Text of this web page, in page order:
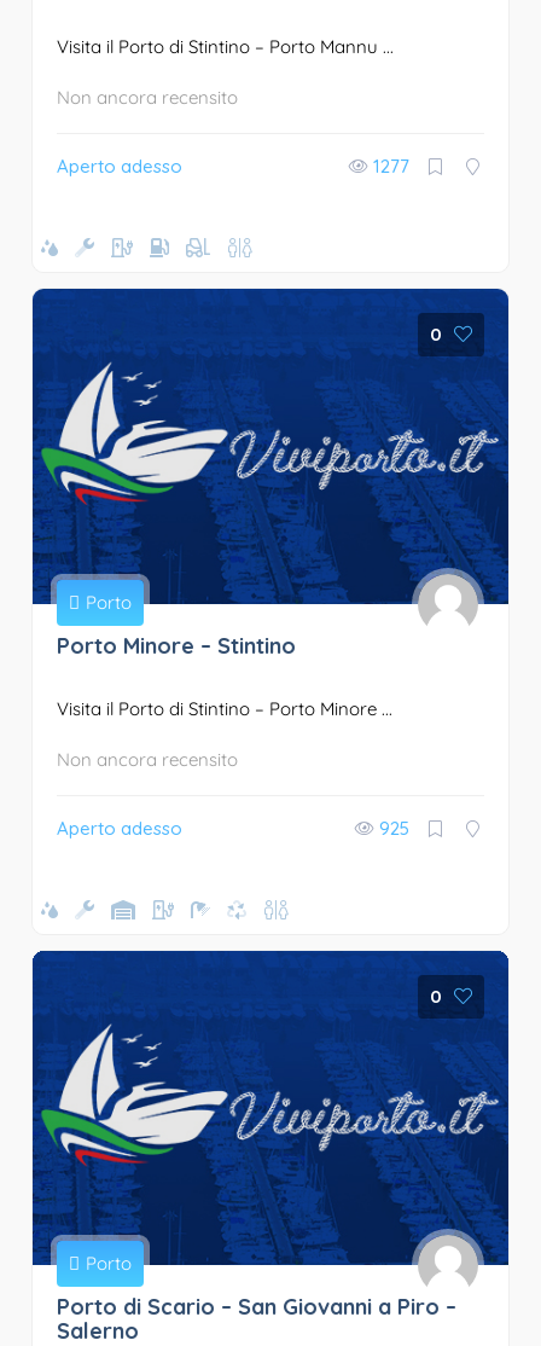
Visita il Porto di Stintino – Porto Mannu ...
Non ancora recensito
Aperto adesso 1277
0
Porto
Porto Minore – Stintino
Visita il Porto di Stintino – Porto Minore ...
Non ancora recensito
Aperto adesso 925
0
Porto
Porto di Scario – San Giovanni a Piro –
Salerno